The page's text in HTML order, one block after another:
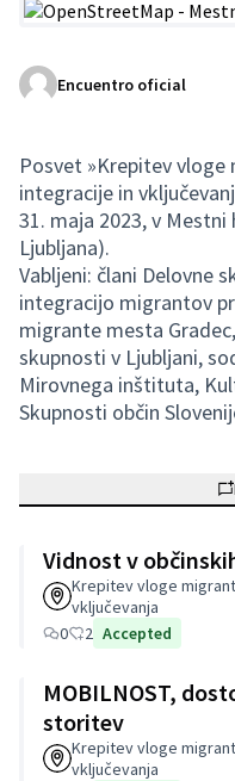
Encuentro oficial
Posvet »Krepitev
integracije in
31. maja 2023, v
Ljubljana).
Vabljeni: člani Delovne
integracijo migrantov
migrante mesta
skupnosti v Ljubljani,
Mirovnega inštituta,
Skupnosti občin
Vidnost v
Krepitev vloge
vključevanja
0
2 Accepted
MOBILNOST,
storitev
Krepitev vloge
vključevanja